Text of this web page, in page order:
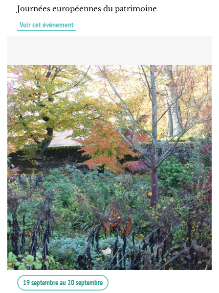
Journées européennes du patrimoine
Voir cet événement
19 septembreau 20 septembre